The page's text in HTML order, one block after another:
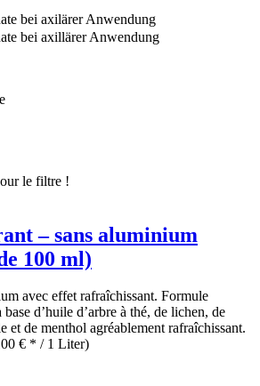
bei axilärer Anwendung
bei axillärer Anwendung
le filtre !
– sans aluminium
100 ml)
avec effet rafraîchissant. Formule
d’huile d’arbre à thé, de lichen, de
et de menthol agréablement rafraîchissant.
€ * / 1 Liter)